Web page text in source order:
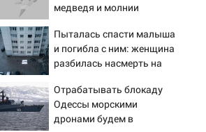
20:22
Мошенники обманули
жительницу Ульяновской
19:14
Житель Ульяновской
подвез троих незнакомцев
заработал уголовное дело
18:14
Прогноз погоды на 6
Ульяновской области
медведя и молнии
Пыталась спасти малыша
и погибла с ним: женщина
разбилась насмерть на
– Новости
Отрабатывать блокаду
Одессы морскими
дронами будем в